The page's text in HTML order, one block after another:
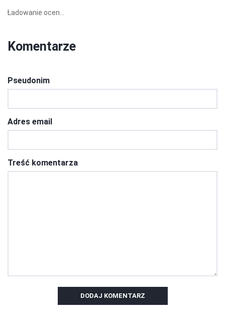
Ładowanie ocen...
Komentarze
Pseudonim
Adres email
Treść komentarza
DODAJ KOMENTARZ